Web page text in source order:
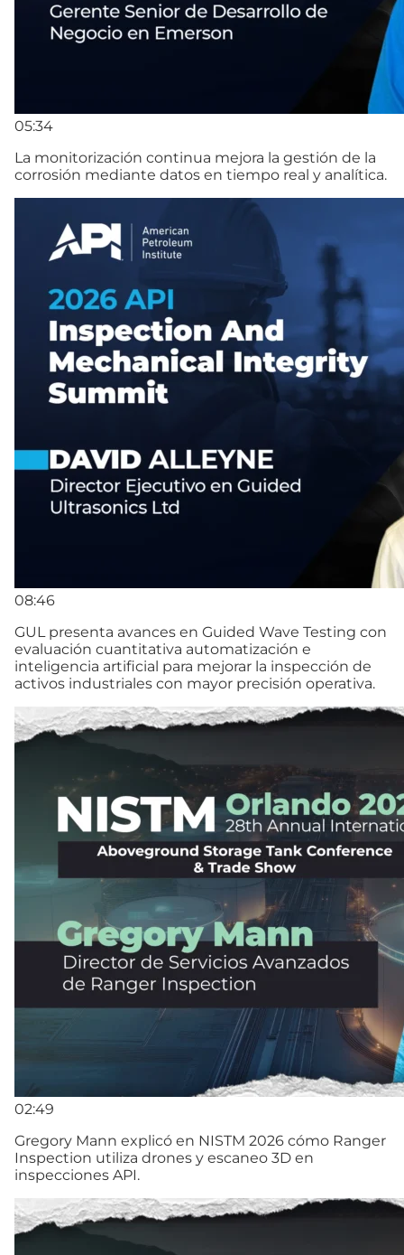
05:34
La monitorización continua mejora la gestión de la
corrosión mediante datos en tiempo real y analítica.
08:46
GUL presenta avances en Guided Wave Testing con
evaluación cuantitativa automatización e
inteligencia artificial para mejorar la inspección de
activos industriales con mayor precisión operativa.
02:49
Gregory Mann explicó en NISTM 2026 cómo Ranger
Inspection utiliza drones y escaneo 3D en
inspecciones API.